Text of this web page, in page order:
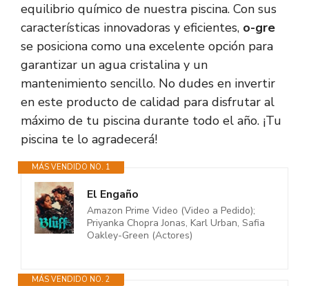
equilibrio químico de nuestra piscina. Con sus
características innovadoras y eficientes, o-gre
se posiciona como una excelente opción para
garantizar un agua cristalina y un
mantenimiento sencillo. No dudes en invertir
en este producto de calidad para disfrutar al
máximo de tu piscina durante todo el año. ¡Tu
piscina te lo agradecerá!
MÁS VENDIDO NO. 1
El Engaño
Amazon Prime Video (Video a Pedido);
Priyanka Chopra Jonas, Karl Urban, Safia
Oakley-Green (Actores)
MÁS VENDIDO NO. 2